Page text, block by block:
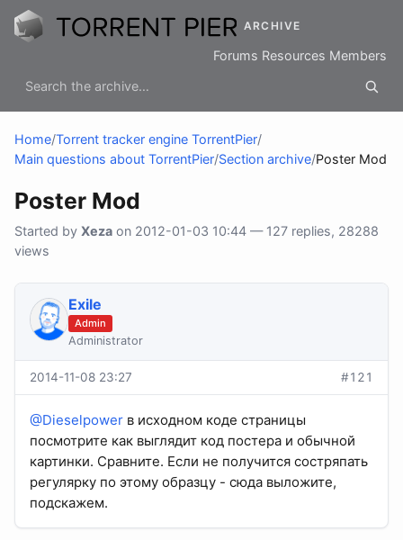
ARCHIVE
Forums Resources Members
Home/Torrent tracker engine TorrentPier/
Main questions about TorrentPier/Section archive/Poster Mod
Poster Mod
Started by Xeza on 2012-01-03 10:44 — 127 replies, 28288
views
Exile
Admin
Administrator
2014-11-08 23:27 #121
@Dieselpower в исходном коде страницы
посмотрите как выглядит код постера и обычной
картинки. Сравните. Если не получится состряпать
регулярку по этому образцу - сюда выложите,
подскажем.